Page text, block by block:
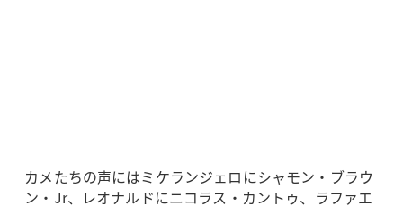
カメたちの声にはミケランジェロにシャモン・ブラウ
ン・Jr、レオナルドにニコラス・カントゥ、ラファエ